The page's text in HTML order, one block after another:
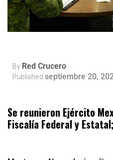
By Red Crucero
Published septiembre 20,
Se reunieron Ejército
Fiscalía Federal y